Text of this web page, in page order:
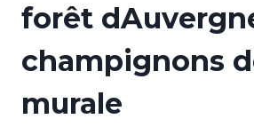
forêt
champignons
murale